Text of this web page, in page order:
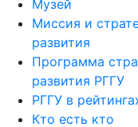
Музей
Миссия и
развития
Программа
развития РГГУ
РГГУ в
Кто есть кто